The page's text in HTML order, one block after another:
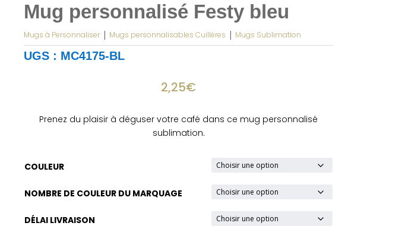
Mug personnalisé Festy bleu
Mugs à Personnaliser | Mugs personnalisables Cuillères | Mugs Sublimation
UGS : MC4175-BL
2,25€
Prenez du plaisir à déguser votre café dans ce mug personnalisé
sublimation.
COULEUR
NOMBRE DE COULEUR DU MARQUAGE
DÉLAI LIVRAISON